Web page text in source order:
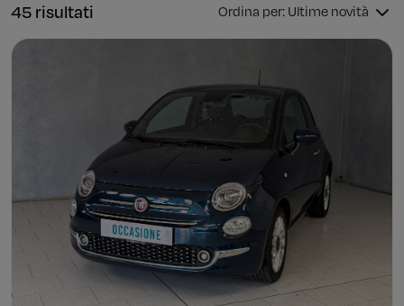
45 risultati Ordina per: Ultime novità